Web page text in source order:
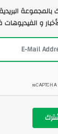
بالمجموعة البريدية
و